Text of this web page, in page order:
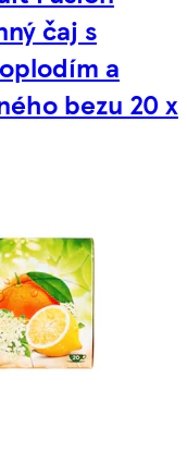
čaj s
a
bezu 20 x